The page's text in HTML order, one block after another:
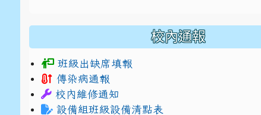
校內通報
班級出缺席填報
傳染病通報
校內維修通知
設備組班級設備清點表